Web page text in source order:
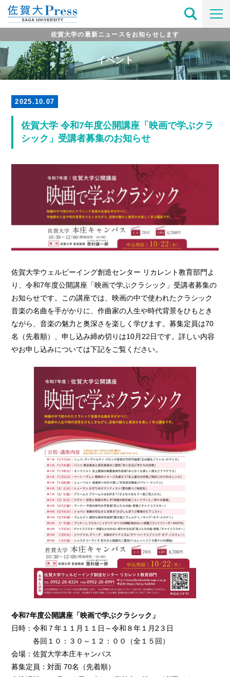
佐賀大学の最新ニュースをお知らせします
イベント
2025.10.07
佐賀大学 令和7年度公開講座「映画で学ぶクラ
シック」受講者募集のお知らせ
佐賀大学ウェルビーイング創造センター リカレント教育部門よ
り、令和7年度公開講座「映画で学ぶクラシック」受講者募集の
お知らせです。この講座では、映画の中で使われたクラシック
音楽の名曲を手がかりに、作曲家の人生や時代背景をひもとき
ながら、音楽の魅力と奥深さを楽しく学びます。募集定員は70
名（先着順）、申し込み締め切りは10月22日です。詳しい内容
やお申し込みについては下記をご覧ください。
令和7年度公開講座「映画で学ぶクラシック」
日時：令和７年１１月１１日～令和８年１月2３日
各回１０：３０～１２：００（全１５回）
会場：佐賀大学本庄キャンパス
募集定員：対面 70名（先着順）